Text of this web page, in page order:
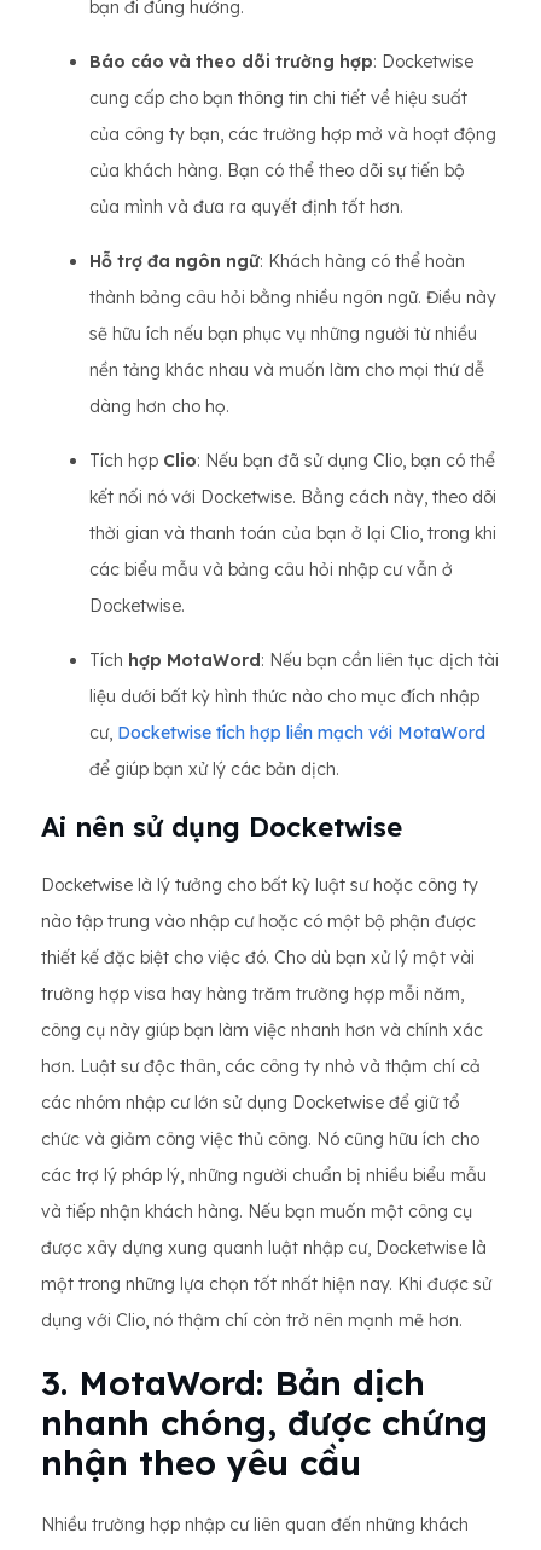
bạn đi đúng hướng.
Báo cáo và theo dõi trường hợp: Docketwise
cung cấp cho bạn thông tin chi tiết về hiệu suất
của công ty bạn, các trường hợp mở và hoạt động
của khách hàng. Bạn có thể theo dõi sự tiến bộ
của mình và đưa ra quyết định tốt hơn.
Hỗ trợ đa ngôn ngữ: Khách hàng có thể hoàn
thành bảng câu hỏi bằng nhiều ngôn ngữ. Điều này
sẽ hữu ích nếu bạn phục vụ những người từ nhiều
nền tảng khác nhau và muốn làm cho mọi thứ dễ
dàng hơn cho họ.
Tích hợp Clio: Nếu bạn đã sử dụng Clio, bạn có thể
kết nối nó với Docketwise. Bằng cách này, theo dõi
thời gian và thanh toán của bạn ở lại Clio, trong khi
các biểu mẫu và bảng câu hỏi nhập cư vẫn ở
Docketwise.
Tích hợp MotaWord: Nếu bạn cần liên tục dịch tài
liệu dưới bất kỳ hình thức nào cho mục đích nhập
cư, Docketwise tích hợp liền mạch với MotaWord
để giúp bạn xử lý các bản dịch.
Ai nên sử dụng Docketwise
Docketwise là lý tưởng cho bất kỳ luật sư hoặc công ty
nào tập trung vào nhập cư hoặc có một bộ phận được
thiết kế đặc biệt cho việc đó. Cho dù bạn xử lý một vài
trường hợp visa hay hàng trăm trường hợp mỗi năm,
công cụ này giúp bạn làm việc nhanh hơn và chính xác
hơn. Luật sư độc thân, các công ty nhỏ và thậm chí cả
các nhóm nhập cư lớn sử dụng Docketwise để giữ tổ
chức và giảm công việc thủ công. Nó cũng hữu ích cho
các trợ lý pháp lý, những người chuẩn bị nhiều biểu mẫu
và tiếp nhận khách hàng. Nếu bạn muốn một công cụ
được xây dựng xung quanh luật nhập cư, Docketwise là
một trong những lựa chọn tốt nhất hiện nay. Khi được sử
dụng với Clio, nó thậm chí còn trở nên mạnh mẽ hơn.
3. MotaWord: Bản dịch
nhanh chóng, được chứng
nhận theo yêu cầu
Nhiều trường hợp nhập cư liên quan đến những khách